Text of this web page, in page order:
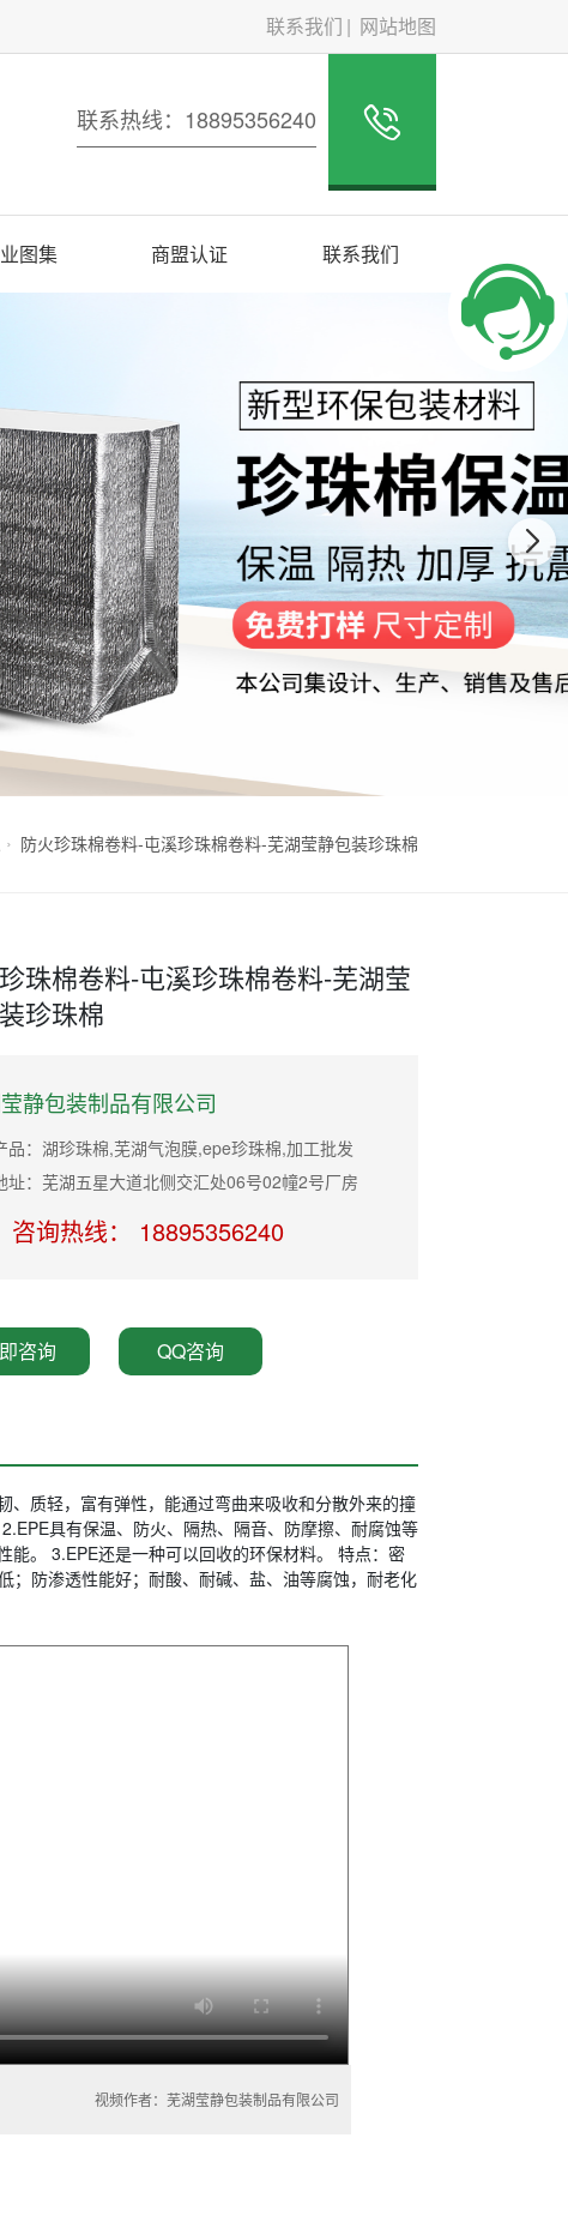
联系我们 网站地图
联系热线：18895356240
图集 商盟认证 联系我们
防火珍珠棉卷料-屯溪珍珠棉卷料-芜湖莹静包装珍珠棉
珠棉卷料-屯溪珍珠棉卷料-芜湖莹
珍珠棉
静包装制品有限公司
品：湖珍珠棉,芜湖气泡膜,epe珍珠棉,加工批发
址：芜湖五星大道北侧交汇处06号02幢2号厂房
咨询热线： 18895356240
咨询 QQ咨询
质轻，富有弹性，能通过弯曲来吸收和分散外来的撞
具有保温、防火、隔热、隔音、防摩擦、耐腐蚀等
。 3.EPE还是一种可以回收的环保材料。 特点：密
；防渗透性能好；耐酸、耐碱、盐、油等腐蚀，耐老化
视频作者：芜湖莹静包装制品有限公司